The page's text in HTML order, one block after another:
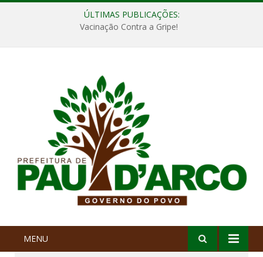
ÚLTIMAS PUBLICAÇÕES:
Vacinação Contra a Gripe!
MENU